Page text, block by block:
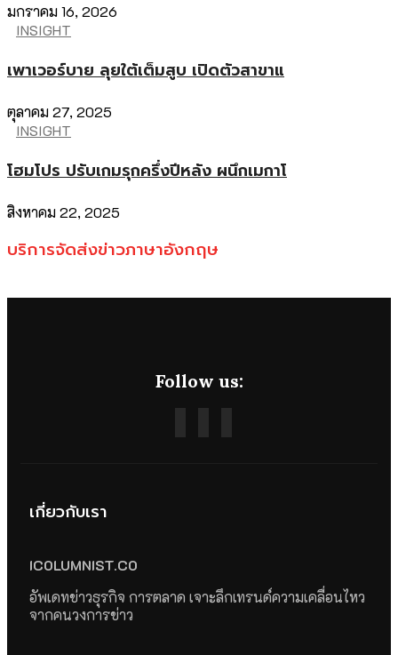
มกราคม 16, 2026
INSIGHT
เพาเวอร์บาย ลุยใต้เต็มสูบ เปิดตัวสาขาแ
ตุลาคม 27, 2025
INSIGHT
โฮมโปร ปรับเกมรุกครึ่งปีหลัง ผนึกเมกาโ
สิงหาคม 22, 2025
บริการจัดส่งข่าวภาษาอังกฤษ
Follow us:
เกี่ยวกับเรา
ICOLUMNIST.CO
อัพเดทข่าวธุรกิจ การตลาด เจาะลึกเทรนด์ความเคลื่อนไหว
จากคนวงการข่าว